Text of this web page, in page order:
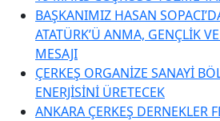
BAŞKANIMIZ HASAN
ATATÜRK’Ü ANMA, GENÇLİK
MESAJI
ÇERKEŞ ORGANİZE SANAYİ
ENERJİSİNİ ÜRETECEK
ANKARA ÇERKEŞ DERNEKLER